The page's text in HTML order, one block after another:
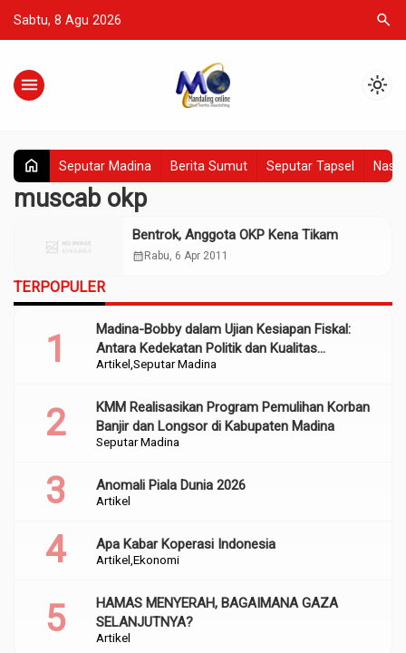
Sabtu, 8 Agu 2026 search
menu light_mode
home Seputar Madina Berita Sumut Seputar Tapsel
muscab okp
Bentrok, Anggota OKP Kena Tikam
calendar_month Rabu, 6 Apr 2011
TERPOPULER
Artikel Seputar Madina
Madina-Bobby dalam Ujian Kesiapan Fiskal:
Antara Kedekatan Politik dan Kualitas
Perencanaan
Seputar Madina
KMM Realisasikan Program Pemulihan Korban
Banjir dan Longsor di Kabupaten Madina
Artikel
Anomali Piala Dunia 2026
Artikel Ekonomi
Apa Kabar Koperasi Indonesia
Artikel
HAMAS MENYERAH, BAGAIMANA GAZA
SELANJUTNYA?